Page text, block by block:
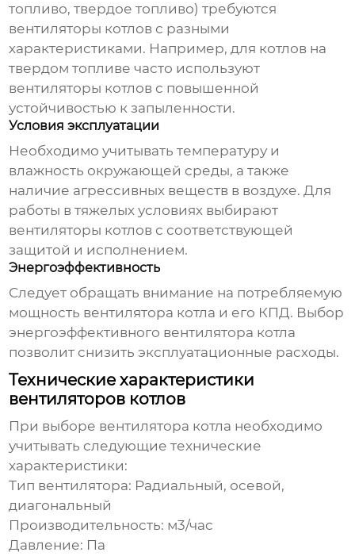
топливо, твердое топливо) требуются
вентиляторы котлов с разными
характеристиками. Например, для котлов на
твердом топливе часто используют
вентиляторы котлов с повышенной
устойчивостью к запыленности.
Условия эксплуатации
Необходимо учитывать температуру и
влажность окружающей среды, а также
наличие агрессивных веществ в воздухе. Для
работы в тяжелых условиях выбирают
вентиляторы котлов с соответствующей
защитой и исполнением.
Энергоэффективность
Следует обращать внимание на потребляемую
мощность вентилятора котла и его КПД. Выбор
энергоэффективного вентилятора котла
позволит снизить эксплуатационные расходы.
Технические характеристики
вентиляторов котлов
При выборе вентилятора котла необходимо
учитывать следующие технические
характеристики:
Тип вентилятора: Радиальный, осевой,
диагональный
Производительность: м3/час
Давление: Па